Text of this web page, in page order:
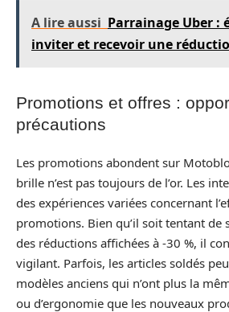
A lire aussi Parrainage Uber :
inviter et recevoir une
Promotions et offres :
précautions
Les promotions abondent sur
brille n’est pas toujours de l’or. Les
des expériences variées concernant
promotions. Bien qu’il soit tentant de
des réductions affichées à -30 %, il
vigilant. Parfois, les articles soldés
modèles anciens qui n’ont plus la
ou d’ergonomie que les nouveaux